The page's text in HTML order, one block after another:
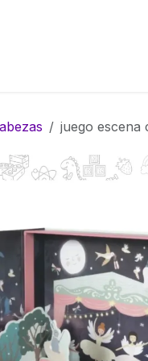
juego escena